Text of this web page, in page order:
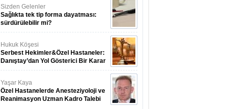
Sizden Gelenler
Sağlıkta tek tip forma dayatması:
sürdürülebilir mi?
Hukuk Köşesi
Serbest Hekimler&Özel Hastaneler:
Danıştay’dan Yol Gösterici Bir Karar
Yaşar Kaya
Özel Hastanelerde Anesteziyoloji ve
Reanimasyon Uzman Kadro Talebi